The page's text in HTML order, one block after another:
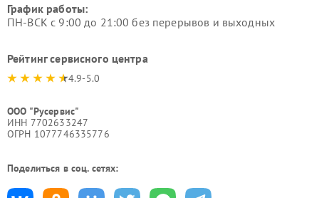
График работы:
ПН-ВСК с 9:00 до 21:00 без перерывов и выходных
Рейтинг сервисного центра
4.9-5.0
ООО "Русервис"
ИНН 7702633247
ОГРН 1077746335776
Поделиться в соц. сетях: